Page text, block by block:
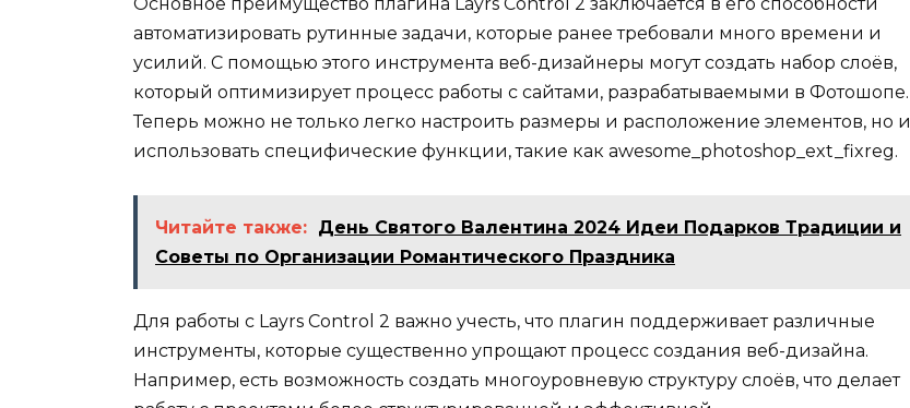
автоматизировать рутинные задачи, которые ранее требовали много времени и
усилий. С помощью этого инструмента веб-дизайнеры могут создать набор слоёв,
который оптимизирует процесс работы с сайтами, разрабатываемыми в Фотошопе.
Теперь можно не только легко настроить размеры и расположение элементов, но и
использовать специфические функции, такие как awesome_photoshop_ext_fixreg.
Читайте также: День Святого Валентина 2024 Идеи Подарков Традиции и
Советы по Организации Романтического Праздника
Для работы с Layrs Control 2 важно учесть, что плагин поддерживает различные
инструменты, которые существенно упрощают процесс создания веб-дизайна.
Например, есть возможность создать многоуровневую структуру слоёв, что делает